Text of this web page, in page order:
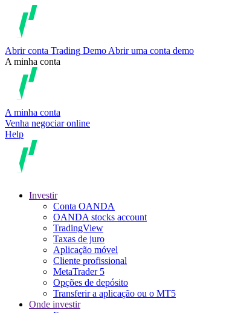
Abrir conta Trading Demo Abrir uma conta demo
A minha conta
A minha conta
Venha negociar online
Help
Investir
Conta OANDA
OANDA stocks account
TradingView
Taxas de juro
Aplicação móvel
Cliente profissional
MetaTrader 5
Opções de depósito
Transferir a aplicação ou o MT5
Onde investir